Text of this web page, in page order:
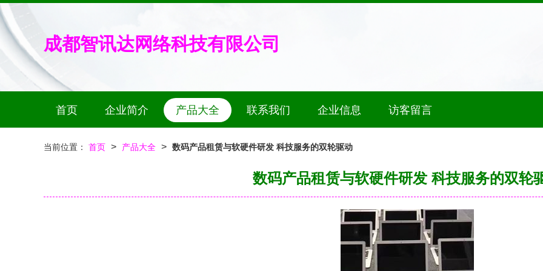
成都智讯达网络科技有限公司
首页 企业简介 产品大全 联系我们 企业信息 访客留言
当前位置： 首页 > 产品大全 > 数码产品租赁与软硬件研发 科技服务的双轮驱动
数码产品租赁与软硬件研发 科技服务的双轮